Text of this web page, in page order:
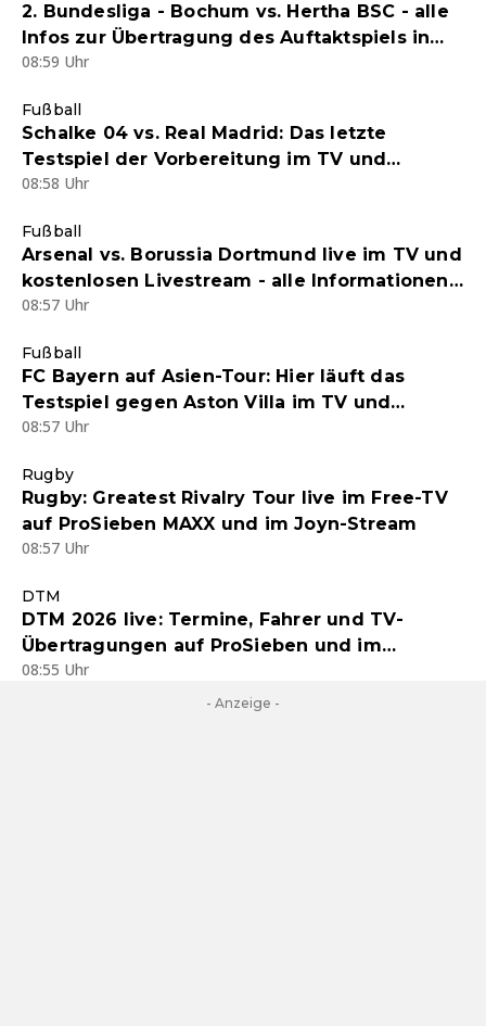
2. Bundesliga - Bochum vs. Hertha BSC - alle
Infos zur Übertragung des Auftaktspiels in
Free-TV, im kostenlosen Joyn-Stream und
08:59 Uhr
Fußball
Schalke 04 vs. Real Madrid: Das letzte
Testspiel der Vorbereitung im TV und
Livestream - alle Infos zum Kracher-Duell
08:58 Uhr
Fußball
Arsenal vs. Borussia Dortmund live im TV und
kostenlosen Livestream - alle Informationen
zum Testspiel-Duell
08:57 Uhr
Fußball
FC Bayern auf Asien-Tour: Hier läuft das
Testspiel gegen Aston Villa im TV und
Stream
08:57 Uhr
Rugby
Rugby: Greatest Rivalry Tour live im Free-TV
auf ProSieben MAXX und im Joyn-Stream
08:57 Uhr
DTM
DTM 2026 live: Termine, Fahrer und TV-
Übertragungen auf ProSieben und im
kostenlosen Joyn-Livestream
08:55 Uhr
- Anzeige -